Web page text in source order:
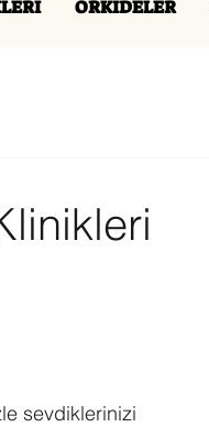
ORKİDELER
sevdiklerinizi